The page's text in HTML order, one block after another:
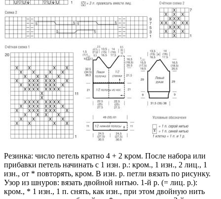
Резинка: число петель кратно 4 + 2 кром. После набора или
прибавки петель начинать с 1 изн. р.: кром., 1 изн., 2 лиц., 1
изн., от * повторять, кром. В изн. р. петли вязать по рисунку.
Узор из шнуров: вязать двойной нитью. 1-й р. (= лиц. р.):
кром., * 1 изн., 1 п. снять, как изн., при этом двойную нить